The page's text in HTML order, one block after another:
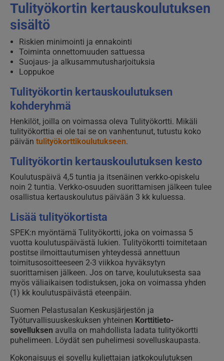
Tulityökortin kertauskoulutuksen
sisältö
Riskien minimointi ja ennakointi
Toiminta onnettomuuden sattuessa
Suojaus- ja alkusammutusharjoituksia
Loppukoe
Tulityökortin kertauskoulutuksen
kohderyhmä
Henkilöt, joilla on voimassa oleva Tulityökortti. Mikäli
tulityökorttia ei ole tai se on vanhentunut, tutustu koko
päivän tulityökorttikoulutukseen.
Tulityökortin kertauskoulutuksen kesto
Koulutuspäivä 4,5 tuntia ja itsenäinen verkko-opiskelu
noin 2 tuntia. Verkko-osuuden suorittamisen jälkeen tulee
osallistua kertauskoulutus päivään 3 kk kuluessa.
Lisää tulityökortista
SPEK:n myöntämä Tulityökortti, joka on voimassa 5
vuotta koulutuspäivästä lukien. Tulityökortti toimitetaan
postitse ilmoittautumisen yhteydessä annettuun
toimitusosoitteeseen 2-3 viikkoa hyväksytyn
suorittamisen jälkeen. Jos on tarve, koulutuksesta saa
myös väliaikaisen todistuksen, joka on voimassa yhden
(1) kk koulutuspäivästä eteenpäin.
Suomen Pelastusalan Keskusjärjestön ja
Työturvallisuuskeskuksen yhteinen Korttitieto-
sovelluksen avulla on mahdollista ladata tulityökortti
puhelimeen. Löydät sen puhelimesi sovelluskaupasta.
Kokonaisuus ei sovellu kuljettajan jatkokoulutuksen